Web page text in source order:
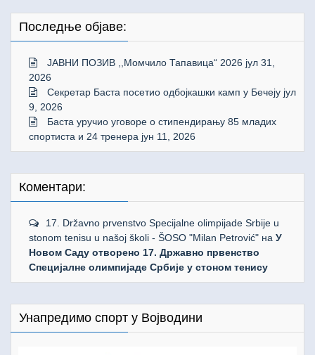
Последње објаве:
ЈАВНИ ПОЗИВ ,,Момчило Тапавица“ 2026 јул 31,
2026
Секретар Баста посетио одбојкашки камп у Бечеју јул
9, 2026
Баста уручио уговоре о стипендирању 85 младих
спортиста и 24 тренера јун 11, 2026
Коментари:
17. Državno prvenstvo Specijalne olimpijade Srbije u
stonom tenisu u našoj školi - ŠOSO "Milan Petrović" на У
Новом Саду отворено 17. Државно првенство
Специјалне олимпијаде Србије у стоном тенису
Унапредимо спорт у Војводини